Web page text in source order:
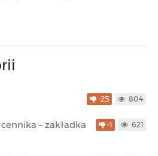
-25 804
– zakładka
-1 621